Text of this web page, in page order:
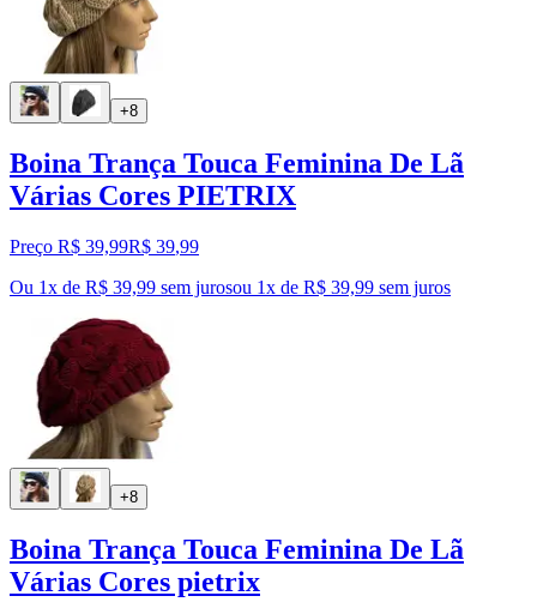
+8
Boina Trança Touca Feminina De Lã
Várias Cores PIETRIX
Preço R$ 39,99R$ 39,99
Ou 1x de R$ 39,99 sem jurosou 1x de R$ 39,99 sem juros
+8
Boina Trança Touca Feminina De Lã
Várias Cores pietrix